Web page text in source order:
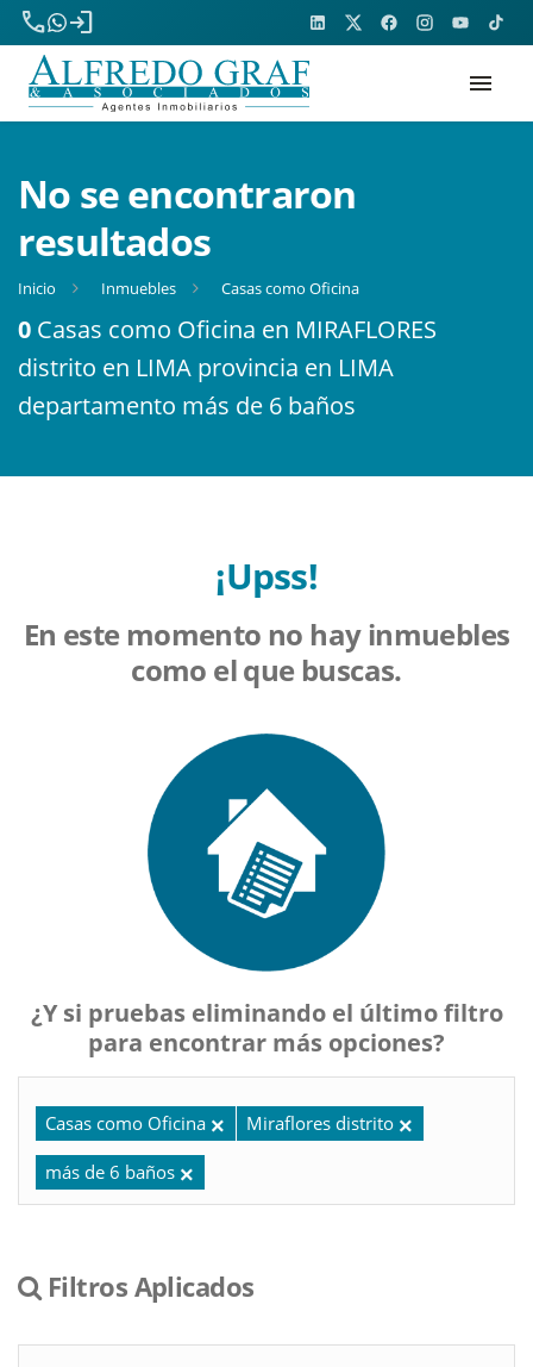
phone
login
menu
No se encontraron
resultados
Inicio Inmuebles Casas como Oficina
0 Casas como Oficina en MIRAFLORES
distrito en LIMA provincia en LIMA
departamento más de 6 baños
¡Upss!
En este momento no hay inmuebles
como el que buscas.
¿Y si pruebas eliminando el último filtro
para encontrar más opciones?
Casas como Oficina Miraflores distrito
más de 6 baños
Filtros Aplicados